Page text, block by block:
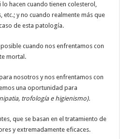
hacen cuando tienen colesterol,
etc.; y no cuando realmente más que
de esta patología.
cuando nos enfrentamos con
mortal.
nosotros y nos enfrentamos con
una oportunidad para
trofología e higienismo).
que se basan en el tratamiento de
y extremadamente eficaces.